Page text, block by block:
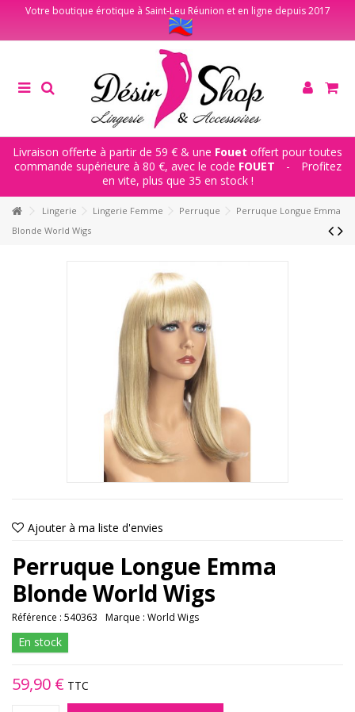
Votre boutique érotique à Saint-Leu Réunion et en ligne depuis 2017
Livraison offerte à partir de 59 € & une Fouet offert pour toutes
commande supérieure à 80 €, avec le code FOUET -
Profitez
en vite, plus que 35 en stock !
Lingerie Lingerie Femme Perruque
Perruque Longue Emma
Blonde World Wigs
Ajouter à ma liste d'envies
Perruque Longue Emma
Blonde World Wigs
Référence : 540363 Marque : World Wigs
En stock
59,90 € TTC